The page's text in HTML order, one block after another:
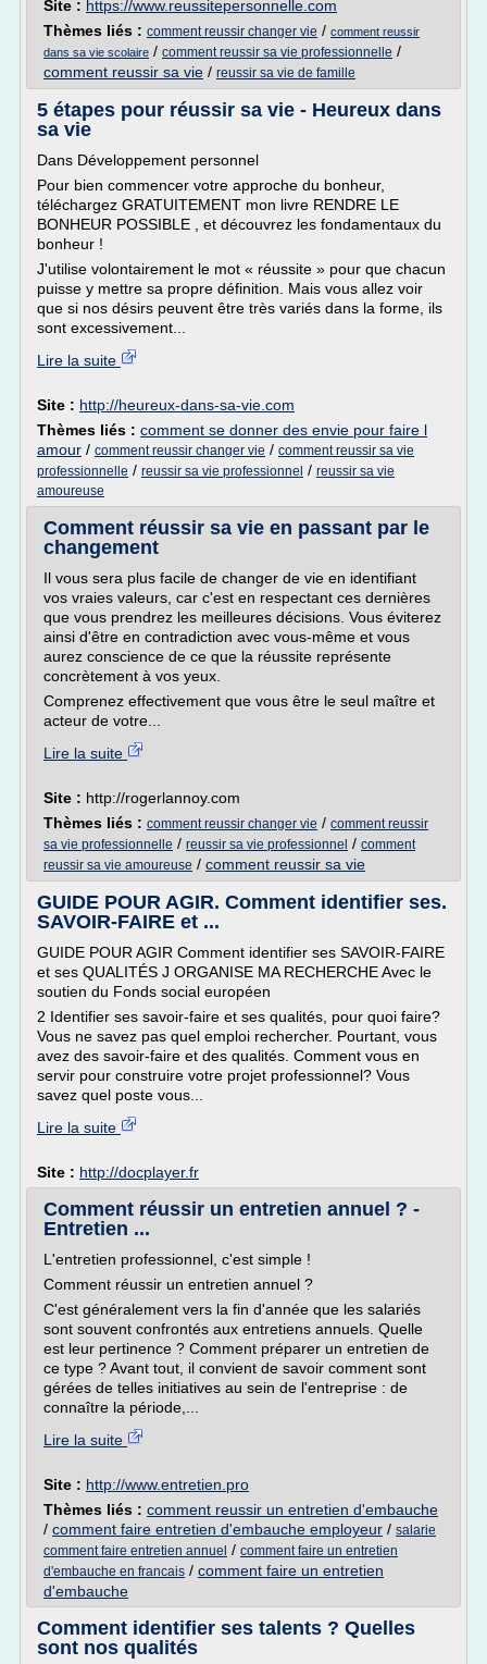
Site : https://www.reussitepersonnelle.com
Thèmes liés : comment reussir changer vie / comment reussir
dans sa vie scolaire / comment reussir sa vie professionnelle /
comment reussir sa vie / reussir sa vie de famille
5 étapes pour réussir sa vie - Heureux dans
sa vie
Dans Développement personnel
Pour bien commencer votre approche du bonheur,
téléchargez GRATUITEMENT mon livre RENDRE LE
BONHEUR POSSIBLE , et découvrez les fondamentaux du
bonheur !
J'utilise volontairement le mot « réussite » pour que chacun
puisse y mettre sa propre définition. Mais vous allez voir
que si nos désirs peuvent être très variés dans la forme, ils
sont excessivement...
Lire la suite
Site : http://heureux-dans-sa-vie.com
Thèmes liés : comment se donner des envie pour faire l
amour / comment reussir changer vie / comment reussir sa vie
professionnelle / reussir sa vie professionnel / reussir sa vie
amoureuse
Comment réussir sa vie en passant par le
changement
Il vous sera plus facile de changer de vie en identifiant
vos vraies valeurs, car c'est en respectant ces dernières
que vous prendrez les meilleures décisions. Vous éviterez
ainsi d'être en contradiction avec vous-même et vous
aurez conscience de ce que la réussite représente
concrètement à vos yeux.
Comprenez effectivement que vous être le seul maître et
acteur de votre...
Lire la suite
Site : http://rogerlannoy.com
Thèmes liés : comment reussir changer vie / comment reussir
sa vie professionnelle / reussir sa vie professionnel / comment
reussir sa vie amoureuse / comment reussir sa vie
GUIDE POUR AGIR. Comment identifier ses.
SAVOIR-FAIRE et ...
GUIDE POUR AGIR Comment identifier ses SAVOIR-FAIRE
et ses QUALITÉS J ORGANISE MA RECHERCHE Avec le
soutien du Fonds social européen
2 Identifier ses savoir-faire et ses qualités, pour quoi faire?
Vous ne savez pas quel emploi rechercher. Pourtant, vous
avez des savoir-faire et des qualités. Comment vous en
servir pour construire votre projet professionnel? Vous
savez quel poste vous...
Lire la suite
Site : http://docplayer.fr
Comment réussir un entretien annuel ? -
Entretien ...
L'entretien professionnel, c'est simple !
Comment réussir un entretien annuel ?
C'est généralement vers la fin d'année que les salariés
sont souvent confrontés aux entretiens annuels. Quelle
est leur pertinence ? Comment préparer un entretien de
ce type ? Avant tout, il convient de savoir comment sont
gérées de telles initiatives au sein de l'entreprise : de
connaître la période,...
Lire la suite
Site : http://www.entretien.pro
Thèmes liés : comment reussir un entretien d'embauche
/ comment faire entretien d'embauche employeur / salarie
comment faire entretien annuel / comment faire un entretien
d'embauche en francais / comment faire un entretien
d'embauche
Comment identifier ses talents ? Quelles
sont nos qualités